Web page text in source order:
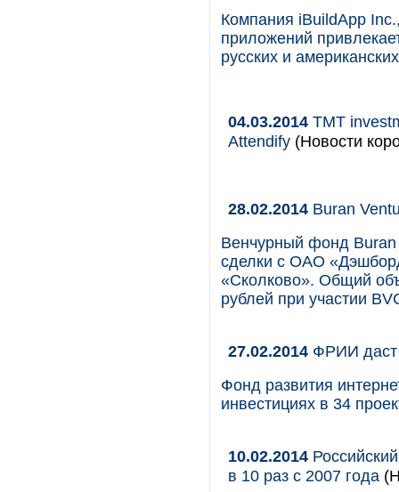
Компания iBuildApp
приложений
русских и
04.03.2014 TMT
Attendify (Новости
28.02.2014 Buran
Венчурный фонд Buran
сделки с ОАО
«Сколково». Общий
рублей при участии
27.02.2014 ФРИИ даст
Фонд развития
инвестициях в 34
10.02.2014
в 10 раз с 2007 года